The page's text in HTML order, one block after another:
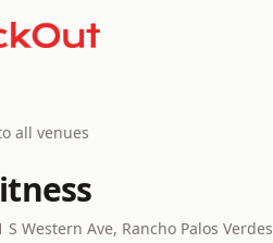
all venues
S Western Ave, Rancho Palos Verdes